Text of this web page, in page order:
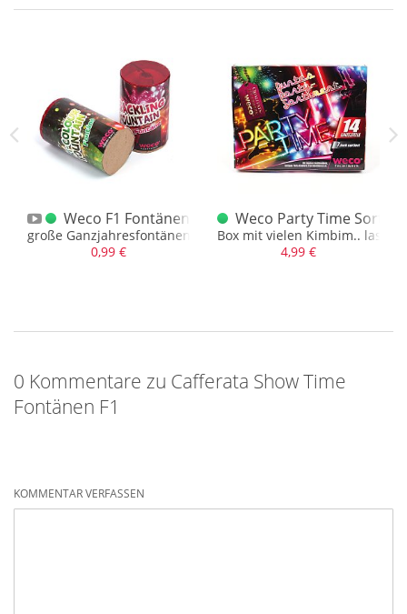
Fontänen
vers. Farben mit Crackling
Weco F1 Fontänen XXL
große Ganzjahresfontänen, unterschiedliche
0,99 €
Weco Party Time
Box mit vielen Kimbim.. lasst
4,99 €
0 Kommentare zu Cafferata Show Time
Fontänen F1
KOMMENTAR VERFASSEN